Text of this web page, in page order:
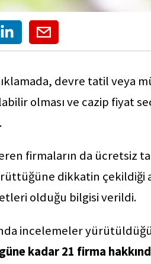
devre tatil
olması ve cazip fiyat
firmaların da ücretsiz
dikkatin çekildiği
olduğu bilgisi verildi.
incelemeler
kadar 21 firma